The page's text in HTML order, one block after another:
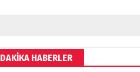
HABERLER